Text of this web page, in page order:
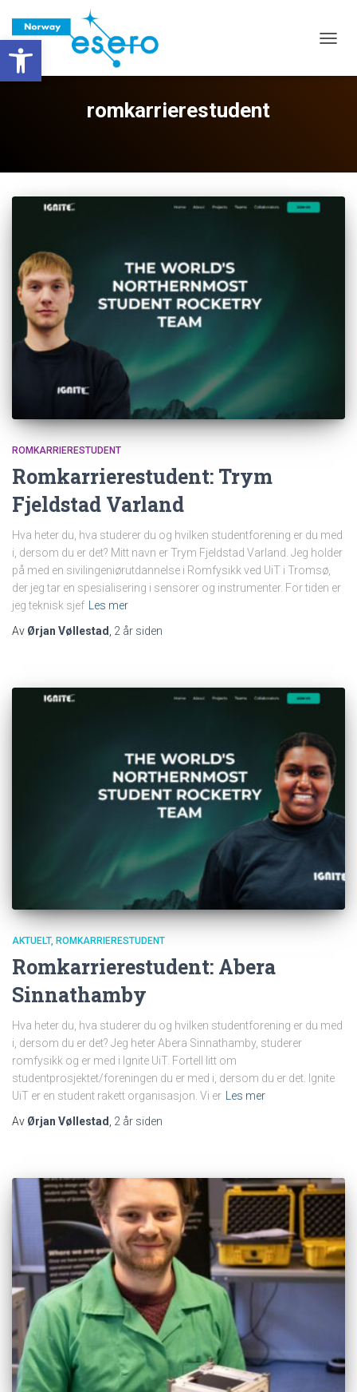
Vis verktøylinjen
romkarrierestudent
ROMKARRIERESTUDENT
Romkarrierestudent: Trym
Fjeldstad Varland
Hva heter du, hva studerer du og hvilken studentforening er du med
i, dersom du er det? Mitt navn er Trym Fjeldstad Varland. Jeg holder
på med en sivilingeniørutdannelse i Romfysikk ved UiT i Tromsø,
der jeg tar en spesialisering i sensorer og instrumenter. For tiden er
jeg teknisk sjef
Les mer
Av Ørjan Vøllestad 2 år siden
AKTUELT ROMKARRIERESTUDENT
Romkarrierestudent: Abera
Sinnathamby
Hva heter du, hva studerer du og hvilken studentforening er du med
i, dersom du er det? Jeg heter Abera Sinnathamby, studerer
romfysikk og er med i Ignite UiT. Fortell litt om
studentprosjektet/foreningen du er med i, dersom du er det. Ignite
UiT er en student rakett organisasjon. Vi er Les mer
Av Ørjan Vøllestad, 2 år siden